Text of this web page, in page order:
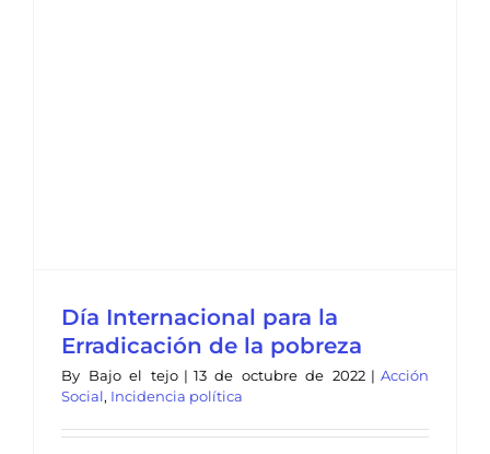
Día Internacional para la
Erradicación de la pobreza
By Bajo el tejo | 13 de octubre de 2022 | Acción
Social, Incidencia política